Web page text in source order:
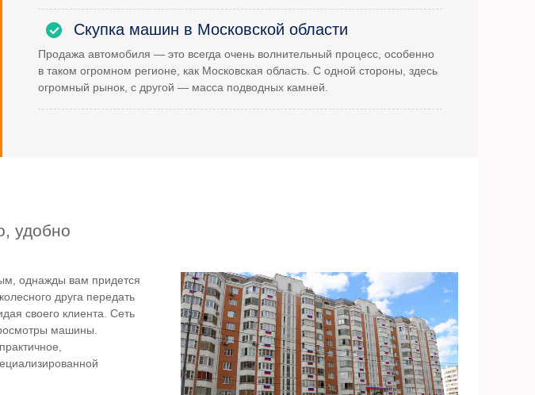
Скупка машин в Московской области
Продажа автомобиля — это всегда очень волнительный процесс, особенно
в таком огромном регионе, как Московская область. С одной стороны, здесь
огромный рынок, с другой — масса подводных камней.
удобно
однажды вам придется
друга передать
своего клиента. Сеть
машины.